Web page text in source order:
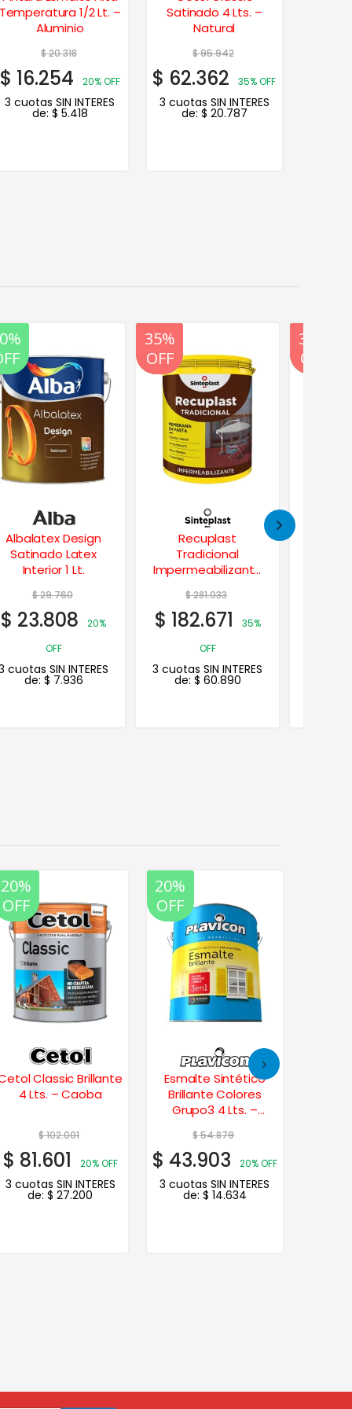
Temperatura 1/2 Lt. –
Aluminio
$20.318
$ 16.254 20% OFF
3 cuotas SIN INTERES
de: $ 5.418
Satinado 4 Lts. –
Natural
$95.942
$ 62.362 35% OFF
3 cuotas SIN INTERES
de: $ 20.787
Recuplast
Tradicional
Impermeabilizante
$281.033
$ 182.671
35%
OFF
cuotas SIN INTERES
de:$60.890
20%
OFF
35%
OFF
Plavipint Fibrado
Impermeabilizante
Techos 5 Kgs.
$47.769
$ 31.050
35%
OFF
3 cuotas SIN INTERES
de:$ 10.350
20%
OFF
20%
OFF
Classic Brillante
4 Lts. – Caoba
$102.001
$ 81.601 20% OFF
3 cuotas SIN INTERES
de:$ 27.200
20%
OFF
Esmalte Sintético
Brillante Colores
Grupo3 4 Lts. –
$54.879
$ 43.903 20% OFF
3 cuotas SIN INTERES
de: $ 14.634